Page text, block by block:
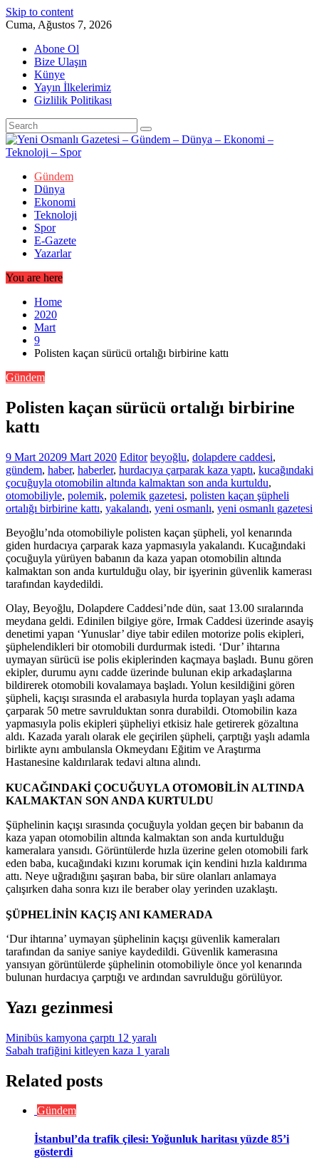
Skip to content
Cuma, Ağustos 7, 2026
Abone Ol
Bize Ulaşın
Künye
Yayın İlkelerimiz
Gizlilik Politikası
Gündem
Dünya
Ekonomi
Teknoloji
Spor
E-Gazete
Yazarlar
You are here
Home
2020
Mart
9
Polisten kaçan sürücü ortalığı birbirine kattı
Gündem
Polisten kaçan sürücü ortalığı birbirine
kattı
9 Mart 20209 Mart 2020 Editor beyoğlu, dolapdere caddesi,
gündem, haber, haberler, hurdacıya çarparak kaza yaptı, kucağındaki
çocuğuyla otomobilin altında kalmaktan son anda kurtuldu,
otomobiliyle, polemik, polemik gazetesi, polisten kaçan şüpheli
ortalığı birbirine kattı, yakalandı, yeni osmanlı, yeni osmanlı gazetesi
Beyoğlu’nda otomobiliyle polisten kaçan şüpheli, yol kenarında
giden hurdacıya çarparak kaza yapmasıyla yakalandı. Kucağındaki
çocuğuyla yürüyen babanın da kaza yapan otomobilin altında
kalmaktan son anda kurtulduğu olay, bir işyerinin güvenlik kamerası
tarafından kaydedildi.
Olay, Beyoğlu, Dolapdere Caddesi’nde dün, saat 13.00 sıralarında
meydana geldi. Edinilen bilgiye göre, Irmak Caddesi üzerinde asayiş
denetimi yapan ‘Yunuslar’ diye tabir edilen motorize polis ekipleri,
şüphelendikleri bir otomobili durdurmak istedi. ‘Dur’ ihtarına
uymayan sürücü ise polis ekiplerinden kaçmaya başladı. Bunu gören
ekipler, durumu aynı cadde üzerinde bulunan ekip arkadaşlarına
bildirerek otomobili kovalamaya başladı. Yolun kesildiğini gören
şüpheli, kaçışı sırasında el arabasıyla hurda toplayan yaşlı adama
çarparak 50 metre savrulduktan sonra durabildi. Otomobilin kaza
yapmasıyla polis ekipleri şüpheliyi etkisiz hale getirerek gözaltına
aldı. Kazada yaralı olarak ele geçirilen şüpheli, çarptığı yaşlı adamla
birlikte aynı ambulansla Okmeydanı Eğitim ve Araştırma
Hastanesine kaldırılarak tedavi altına alındı.
KUCAĞINDAKİ ÇOCUĞUYLA OTOMOBİLİN ALTINDA
KALMAKTAN SON ANDA KURTULDU
Şüphelinin kaçışı sırasında çocuğuyla yoldan geçen bir babanın da
kaza yapan otomobilin altında kalmaktan son anda kurtulduğu
kameralara yansıdı. Görüntülerde hızla üzerine gelen otomobili fark
eden baba, kucağındaki kızını korumak için kendini hızla kaldırıma
attı. Neye uğradığını şaşıran baba, bir süre olanları anlamaya
çalışırken daha sonra kızı ile beraber olay yerinden uzaklaştı.
ŞÜPHELİNİN KAÇIŞ ANI KAMERADA
‘Dur ihtarına’ uymayan şüphelinin kaçışı güvenlik kameraları
tarafından da saniye saniye kaydedildi. Güvenlik kamerasına
yansıyan görüntülerde şüphelinin otomobiliyle önce yol kenarında
bulunan hurdacıya çarptığı ve ardından savrulduğu görülüyor.
Yazı gezinmesi
Minibüs kamyona çarptı 12 yaralı
Sabah trafiğini kitleyen kaza 1 yaralı
Related posts
Gündem
İstanbul’da trafik çilesi: Yoğunluk haritası yüzde 85’i
gösterdi